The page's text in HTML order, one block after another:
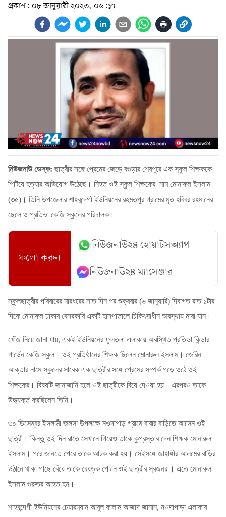
প্রকাশ: ০৮ জানুয়ারী ২০২৩, ০৬:১৭
নিউজনাউ ডেস্ক: ছাত্রীর সঙ্গে প্রেমের জেড়ে বগুড়ার শেরপুরে এক স্কুল শিক্ষককে
পিটিয়ে হত্যার অভিযোগ উঠেছে। নিহত ওই স্কুল শিক্ষকের নাম মোনারুল ইসলাম
(৩৫)। তিনি উপজেলার শাহবন্দেগী ইউনিয়নের রহমতপুর গ্রামের মৃত হবিবর রহমানের
ছেলে ও প্রতিভা কেজি স্কুলের পরিচালক।
ফলো করুন
নিউজনাউ২৪ হোয়াটসঅ্যাপ
নিউজনাউ২৪ ম্যাসেঞ্জার
স্কুলছাত্রীর পরিবারের মারধরের সাত দিন পর শুক্রবার (৬ জানুয়ারি) দিবাগত রাত ১টার
দিকে মোনারুল ঢাকার বেসরকারি একটি হাসপাতালে চিকিৎসাধীন অবস্থায় মারা যান।
খোঁজ নিয়ে জানা যায়, একই ইউনিয়নের ফুলতলা এলাকায় অবস্থিত প্রতিভা কিন্ডার
গার্ডেন কেজি স্কুল। ওই প্রতিষ্ঠানের শিক্ষক ছিলেন মোনারুল ইসলাম। জেরিন
আক্তার নামে স্কুলের সাবেক এক ছাত্রীর সঙ্গে প্রেমের সম্পর্ক গড়ে ওঠে ওই
শিক্ষকের। বিষয়টি জানাজানি হলে ওই ছাত্রীকে বিয়ে দেওয়া হয়। এরপরও তাকে
উত্ত্যক্ত করছিলেন তিনি।
৩০ ডিসেম্বর ইসলামী জলসা উপলক্ষে নওদাপাড় গ্রামে বাবার বাড়িতে আসেন ওই
ছাত্রী। কিন্তু ওই দিন রাতে সেখানে গিয়েও তাকে কুপ্রস্তাব দেন শিক্ষক মোনারুল
ইসলাম। পরে জানতে পেরে তাকে আটক করা হয়। সেইসঙ্গে জাহাঙ্গীর আলমের বাড়ির
উঠানে থাকা গাছে বেঁধে তাকে বেধড়ক পেটান ওই ছাত্রীর স্বজনরা। এতে মোনারুল
ইসলাম গুরুতর আহত হন।
শাহবন্দেগী ইউনিয়নের চেয়ারম্যান আবুল কালাম আজাদ জানান, নওদাপাড়া এলাকার